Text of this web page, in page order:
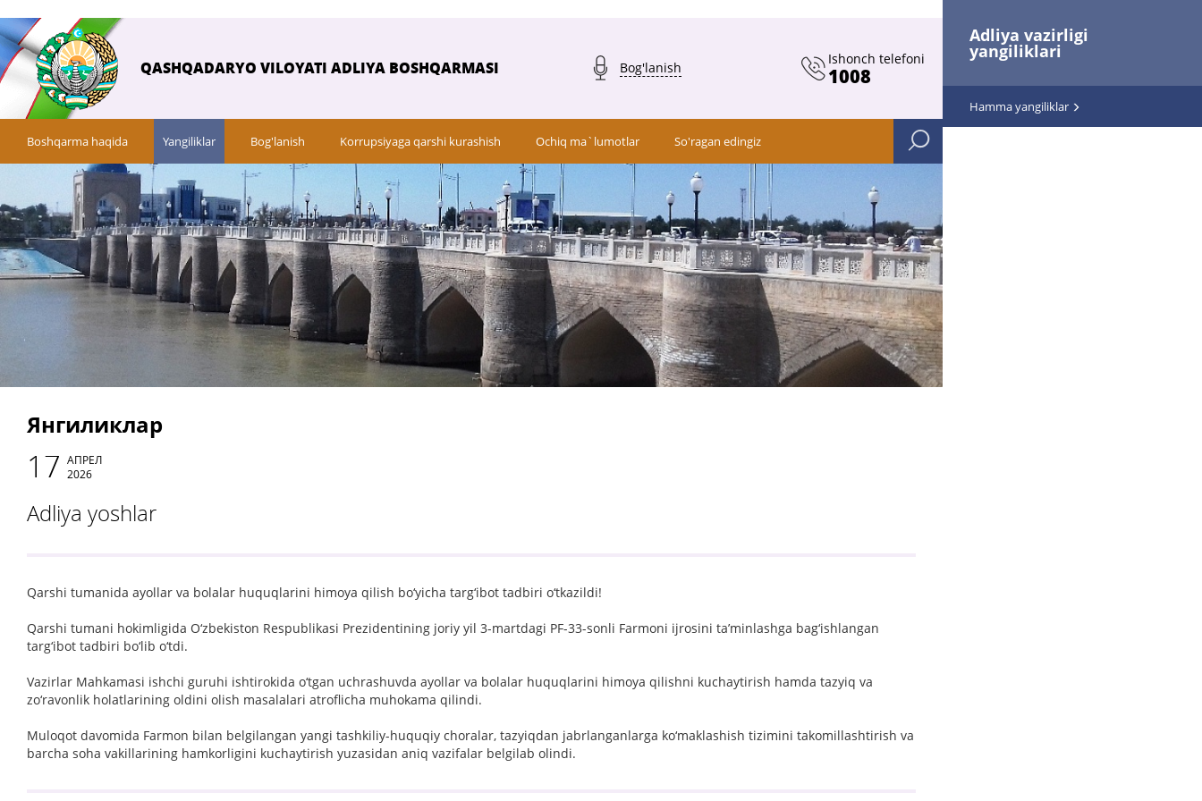
Adliya vazirligi
yangiliklari
Hamma yangiliklar
QASHQADARYO VILOYATI ADLIYA BOSHQARMASI Bog'lanish
Ishonch telefoni
1008
Boshqarma haqida Yangiliklar Bog'lanish Korrupsiyaga qarshi kurashish Ochiq ma`lumotlar So'ragan edingiz
Янгиликлар
17 АПРЕЛ
2026
Adliya yoshlar
Qarshi tumanida ayollar va bolalar huquqlarini himoya qilish bo‘yicha targ‘ibot tadbiri o‘tkazildi!
Qarshi tumani hokimligida O‘zbekiston Respublikasi Prezidentining joriy yil 3-martdagi PF-33-sonli Farmoni ijrosini ta’minlashga bag‘ishlangan
targ‘ibot tadbiri bo‘lib o‘tdi.
Vazirlar Mahkamasi ishchi guruhi ishtirokida o‘tgan uchrashuvda ayollar va bolalar huquqlarini himoya qilishni kuchaytirish hamda tazyiq va
zo‘ravonlik holatlarining oldini olish masalalari atroflicha muhokama qilindi.
Muloqot davomida Farmon bilan belgilangan yangi tashkiliy-huquqiy choralar, tazyiqdan jabrlanganlarga ko‘maklashish tizimini takomillashtirish va
barcha soha vakillarining hamkorligini kuchaytirish yuzasidan aniq vazifalar belgilab olindi.